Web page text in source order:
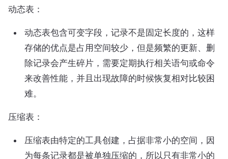
动态表：
动态表包含可变字段，记录不是固定长度的，这样
存储的优点是占用空间较少，但是频繁的更新、删
除记录会产生碎片，需要定期执行相关语句或命令
来改善性能，并且出现故障的时候恢复相对比较困
难。
压缩表：
压缩表由特定的工具创建，占据非常小的空间，因
为每条记录都是被单独压缩的，所以只有非常小的